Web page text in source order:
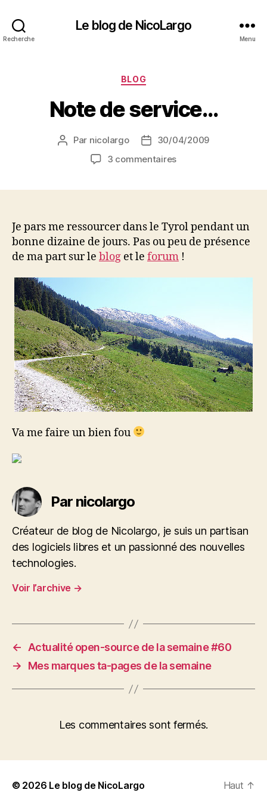
Recherche
Le blog de NicoLargo
Menu
Catégories
BLOG
Note de service…
Auteur
Par nicolargo
Date30/04/2009
3 commentairessur
Je pars me ressourcer dans le Tyrol pendant un
bonne dizaine de jours. Pas ou peu de présence
de ma part sur le blog et le forum !
Va me faire un bien fou
Par nicolargo
Créateur de blog de Nicolargo, je suis un partisan
des logiciels libres et un passionné des nouvelles
technologies.
Voir l’archive →
←
Actualité open-source de la semaine #60
→
Mes marques ta-pages de la semaine
Les commentaires sont fermés.
© 2026 Le blog de NicoLargo Haut ↑